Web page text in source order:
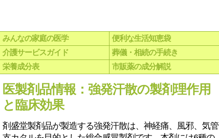
みんなの家庭の医学
便利な生活知恵袋
介護サービスガイド
葬儀・相続の手続き
栄養成分表
市販薬の成分解説
医製剤品情報：強発汗散の製剤理作用
と臨床効果
剤盛堂製剤品が製造する強発汗散は、神経痛、風邪、気管